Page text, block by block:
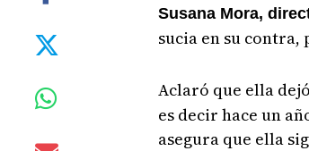
Susana Mora,
sucia en su contra,
Aclaró que ella
es decir hace un
asegura que ella